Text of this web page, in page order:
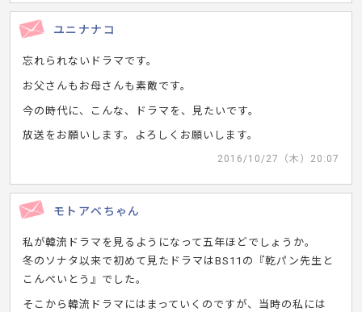
ユニナナコ
忘れられないドラマです。
お父さんもお母さんも素敵です。
今の時代に、こんな、ドラマを、見たいです。
放送をお願いします。よろしくお願いします。
2016/10/27（木）20:07
モトアベちゃん
私が韓流ドラマを見るようになって五年ほどでしょうか。
冬のソナタ以来で初めて見たドラマはBS11の『乾パン先生と
こんぺいとう』でした。
そこから韓流ドラマにはまっていくのですが、当時の私には